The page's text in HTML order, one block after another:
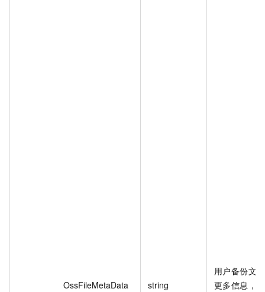
OssFileMetaData string
用户备份文
更多信息，